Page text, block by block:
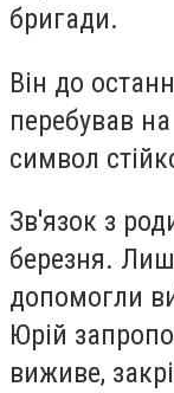
бригади.
Він до
перебував
символ
Зв'язок з
березня.
допомогли
Юрій
виживе,